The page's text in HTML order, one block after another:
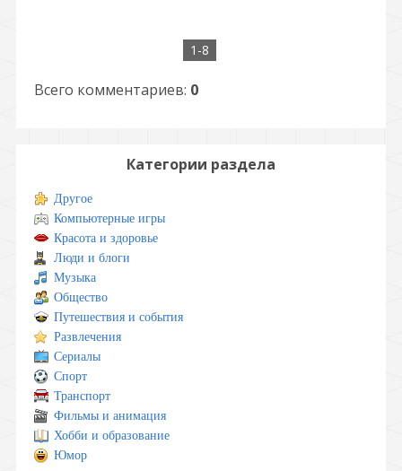
1-8
Всего комментариев: 0
Категории раздела
Другое
Компьютерные игры
Красота и здоровье
Люди и блоги
Музыка
Общество
Путешествия и события
Развлечения
Сериалы
Спорт
Транспорт
Фильмы и анимация
Хобби и образование
Юмор